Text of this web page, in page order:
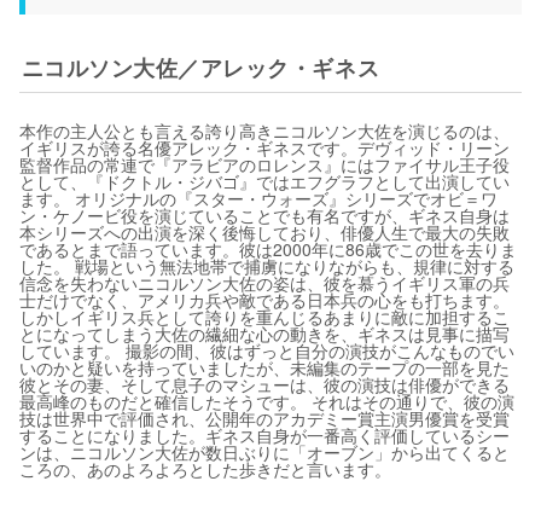
ニコルソン大佐／アレック・ギネス
本作の主人公とも言える誇り高きニコルソン大佐を演じるのは、
イギリスが誇る名優アレック・ギネスです。デヴィッド・リーン
監督作品の常連で『アラビアのロレンス』にはファイサル王子役
として、『ドクトル・ジバゴ』ではエフグラフとして出演してい
ます。 オリジナルの『スター・ウォーズ』シリーズでオビ＝ワ
ン・ケノービ役を演じていることでも有名ですが、ギネス自身は
本シリーズへの出演を深く後悔しており、俳優人生で最大の失敗
であるとまで語っています。彼は2000年に86歳でこの世を去りま
した。 戦場という無法地帯で捕虜になりながらも、規律に対する
信念を失わないニコルソン大佐の姿は、彼を慕うイギリス軍の兵
士だけでなく、アメリカ兵や敵である日本兵の心をも打ちます。
しかしイギリス兵として誇りを重んじるあまりに敵に加担するこ
とになってしまう大佐の繊細な心の動きを、ギネスは見事に描写
しています。 撮影の間、彼はずっと自分の演技がこんなものでい
いのかと疑いを持っていましたが、未編集のテープの一部を見た
彼とその妻、そして息子のマシューは、彼の演技は俳優ができる
最高峰のものだと確信したそうです。 それはその通りで、彼の演
技は世界中で評価され、公開年のアカデミー賞主演男優賞を受賞
することになりました。ギネス自身が一番高く評価しているシー
ンは、ニコルソン大佐が数日ぶりに「オーブン」から出てくると
ころの、あのよろよろとした歩きだと言います。